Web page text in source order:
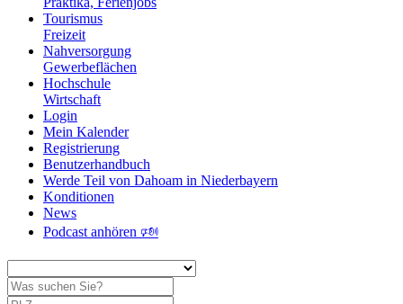
Tourismus
Freizeit
Nahversorgung
Gewerbeflächen
Hochschule
Wirtschaft
Login
Mein Kalender
Registrierung
Benutzerhandbuch
Werde Teil von Dahoam in Niederbayern
Konditionen
News
Podcast anhören 🕬